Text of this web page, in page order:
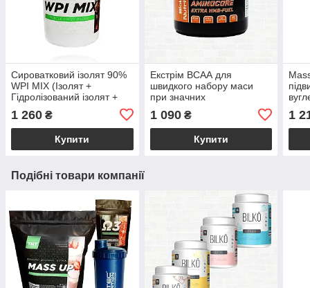
Сироватковий ізолят 90%
WPI MIX (Ізолят +
Гідролізований ізолят +
1 260 ₴
Купити
Екстрім ВСАА для
швидкого набору маси
при значних
HMB-FUEL AminocoreE
(BCAA 5:1:2), Німеччина,
1 090₴
Купити
1
Подібні товари компанії